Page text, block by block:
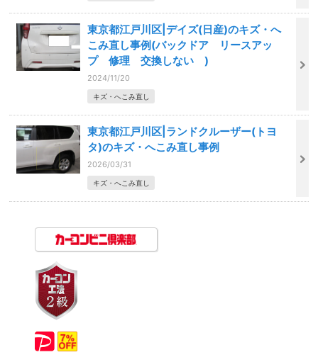
東京都江戸川区|デイズ(日産)のキズ・へ
こみ直し事例(バックドア リースアッ
プ 修理 交換しない )
2024/11/20
キズ・へこみ直し
東京都江戸川区|ランドクルーザー(トヨ
タ)のキズ・へこみ直し事例
2026/03/31
キズ・へこみ直し